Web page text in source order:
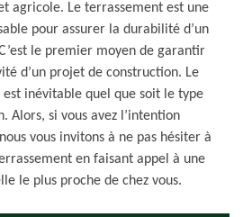
agricole. Le terrassement est une
pour assurer la durabilité d’un
le premier moyen de garantir
d’un projet de construction. Le
inévitable quel que soit le type
Alors, si vous avez l’intention
vous invitons à ne pas hésiter à
en faisant appel à une
le plus proche de chez vous.